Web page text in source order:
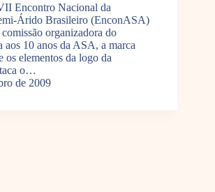
Encontro Nacional da
Árido Brasileiro (EnconASA)
organizadora do
10 anos da ASA, a marca
os elementos da logo da
o…
de 2009